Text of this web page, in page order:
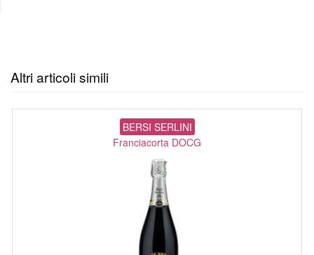
Altri articoli simili
BERSI SERLINI
Franciacorta DOCG